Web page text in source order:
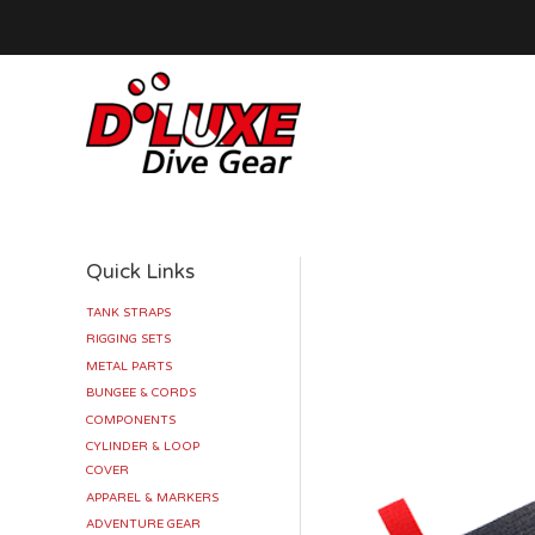
Quick Links
TANK STRAPS
RIGGING SETS
METAL PARTS
BUNGEE & CORDS
COMPONENTS
CYLINDER & LOOP
COVER
APPAREL & MARKERS
ADVENTURE GEAR